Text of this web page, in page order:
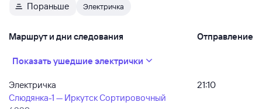
Пораньше Электричка
Маршрут и дни следования Отправление
Показать ушедшие электрички
Электричка
Слюдянка-1 — Иркутск Сортировочный
21:10